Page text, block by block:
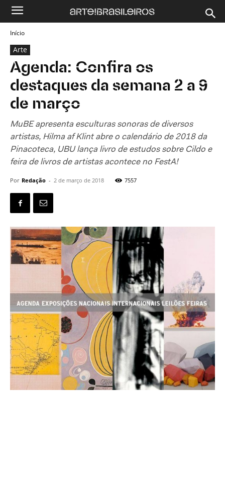
Início
Arte
Agenda: Confira os
destaques da semana 2 a 9
de março
MuBE apresenta esculturas sonoras de diversos
artistas, Hilma af Klint abre o calendário de 2018 da
Pinacoteca, UBU lança livro de estudos sobre Cildo e
feira de livros de artistas acontece no FestA!
Por Redação - 2 de março de 2018 7557